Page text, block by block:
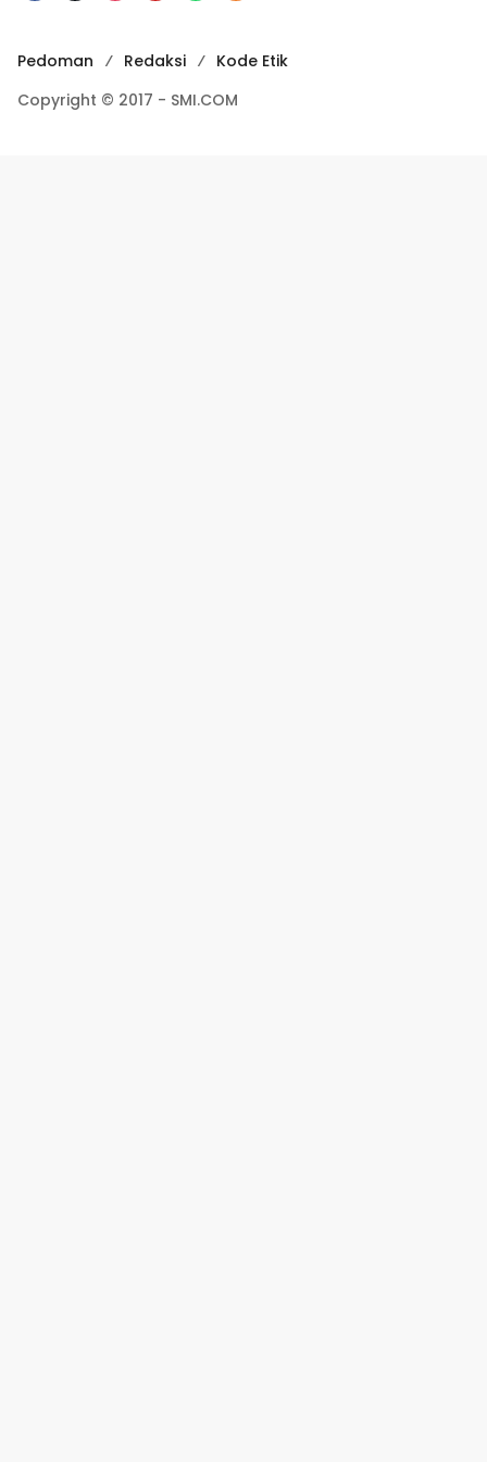
Pedoman Redaksi
Kode Etik
Copyright © 2017 - SMI.COM